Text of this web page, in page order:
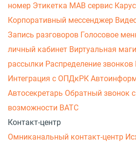
номер Этикетка МАВ сервис
Корпоративный мессенджер
Запись разговоров Голосовое
личный кабинет Виртуальная
рассылки Распределение звонков
Интеграция с ОПДкРК
Автосекретарь Обратный звонок
возможности ВАТС
Контакт-центр
Омниканальный контакт-центр